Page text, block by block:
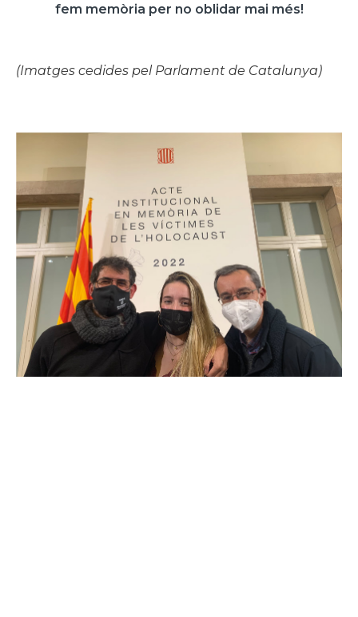
fem memòria per no oblidar mai més!
(Imatges cedides pel Parlament de Catalunya)